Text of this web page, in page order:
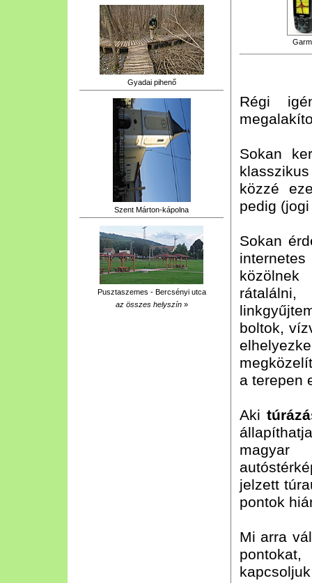
Gyadai pihenő
Szent Márton-kápolna
Pusztaszemes - Bercsényi utca
az összes helyszín»
Régi
Sokan
közzé
pedig
Sokan
boltok,
a terepen
Aki
magyar
jelzett
pontok
Mi arra